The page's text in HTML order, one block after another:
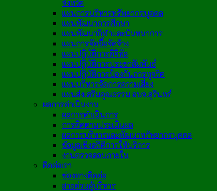
จังหวัด
แผนการบริหารทรัพยากรบุคคล
แผนพัฒนาการศึกษา
แผนพัฒนากีฬาและนันทนาการ
แผนการจัดซื้อจัดจ้าง
แผนปฏิบัติการดิจิทัล
แผนปฏิบัติการประชาสัมพันธ์
แผนปฏิบัติการป้องกันการทุจริต
แผนบริหารจัดการความเสี่ยง
แผนส่งเสริมคุณธรรม อบจ.สุรินทร์
ผลการดำเนินงาน
ผลการดำเนินการ
การติดตามประเมินผล
ผลการบริหารและพัฒนาทรัพยากรบุคคล
ข้อมูลเชิงสถิติการให้บริการ
งานตรวจสอบภายใน
ติดต่อเรา
ช่องทางติดต่อ
สายด่วนผู้บริหาร